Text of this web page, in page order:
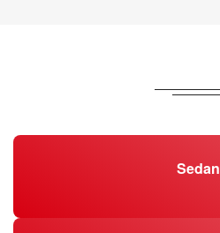
Sedan